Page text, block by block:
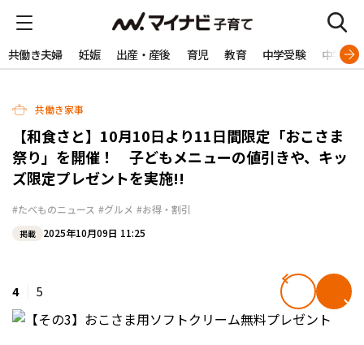
共働き夫婦 妊娠 出産・産後 育児 教育 中学受験 中学生
共働き家事
【和食さと】10月10日より11日間限定「おこさま
祭り」を開催！ 子どもメニューの値引きや、キッ
ズ限定プレゼントを実施!!
#たべものニュース #グルメ #お得・割引
掲載 2025年10月09日 11:25
4 5